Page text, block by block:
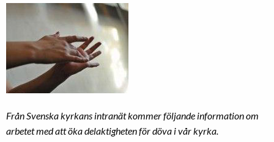
Från Svenska kyrkans intranät kommer följande information om
arbetet med att öka delaktigheten för döva i vår kyrka.